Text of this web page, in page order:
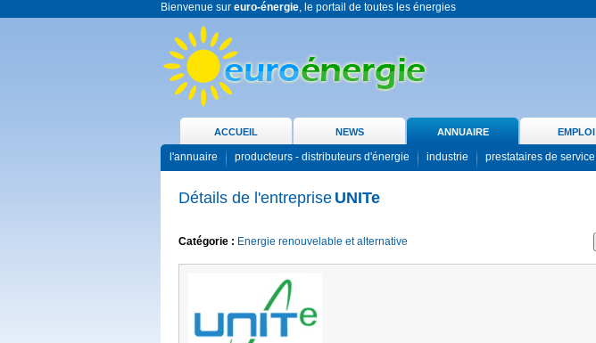
Bienvenue sur euro-énergie, le portail de toutes les énergies
ACCUEIL NEWS ANNUAIRE EMPLOI
l'annuaire producteurs - distributeurs d'énergie industrie prestataires de service
Détails de l'entreprise UNITe
Catégorie : Energie renouvelable et alternative